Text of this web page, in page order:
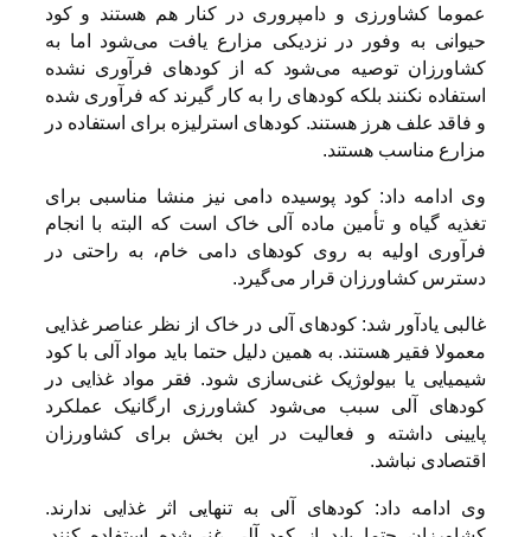
عموما کشاورزی و دامپروری در کنار هم هستند و کود
حیوانی به وفور در نزدیکی مزارع یافت می‌شود اما به
کشاورزان توصیه می‌شود که از کودهای فرآوری نشده
استفاده نکنند بلکه کودهای را به کار گیرند که فرآوری شده
و فاقد علف هرز هستند. کودهای استرلیزه برای استفاده در
مزارع مناسب هستند.
وی ادامه داد: کود پوسیده دامی نیز منشا مناسبی برای
تغذیه گیاه و تأمین ماده آلی خاک است که البته با انجام
فرآوری اولیه به روی کودهای دامی خام، به راحتی در
دسترس کشاورزان قرار می‌گیرد.
غالبی یادآور شد: کودهای آلی در خاک از نظر عناصر غذایی
معمولا فقیر هستند. به همین دلیل حتما باید مواد آلی با کود
شیمیایی یا بیولوژیک غنی‌سازی شود. فقر مواد غذایی در
کودهای آلی سبب می‌شود کشاورزی ارگانیک عملکرد
پایینی داشته و فعالیت در این بخش برای کشاورزان
اقتصادی نباشد.
وی ادامه داد: کودهای آلی به تنهایی اثر غذایی ندارند.